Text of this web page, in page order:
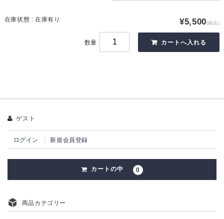
在庫状態 : 在庫有り ¥5,500(税込)
数量
ゲスト
ログイン 新規会員登録
カートの中 0
商品カテゴリー